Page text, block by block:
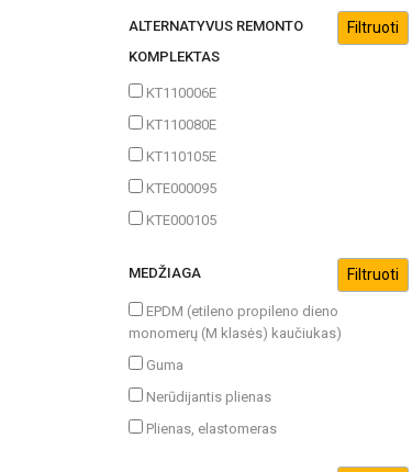
ALTERNATYVUS REMONTO
KOMPLEKTAS
KT110006E
KT110080E
KT110105E
KTE000095
KTE000105
MEDŽIAGA
EPDM (etileno propileno dieno
monomerų (M klasės) kaučiukas)
Guma
Nerūdijantis plienas
Plienas, elastomeras